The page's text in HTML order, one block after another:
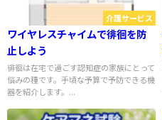
介護サービス
ワイヤレスチャイムで徘徊を防
止しよう
徘徊は在宅で過ごす認知症の家族にとって
悩みの種です。手頃な予算で予防できる機
器を紹介します。...